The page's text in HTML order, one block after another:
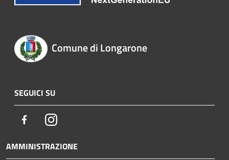
Comune di Longarone
SEGUICI SU
FacebookInstagram
AMMINISTRAZIONE